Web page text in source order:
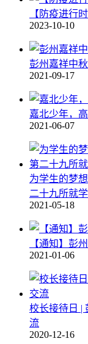
【防疫进行
2023-10-10
彭州嘉祥中
2021-09-17
嘉北少年，高
2021-06-07
为学生的梦
二十九所就
2021-05-18
【通知】彭
2021-01-06
校长接待日 |
流
2020-12-16